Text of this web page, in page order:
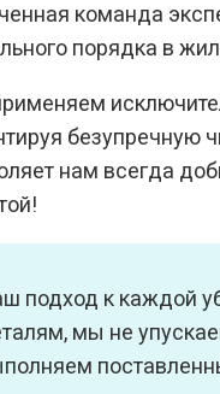
команда
порядка в
безупречную
нам всегда
подход к каждой
мы не